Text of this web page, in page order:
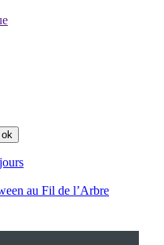
au Fil de l’Arbre